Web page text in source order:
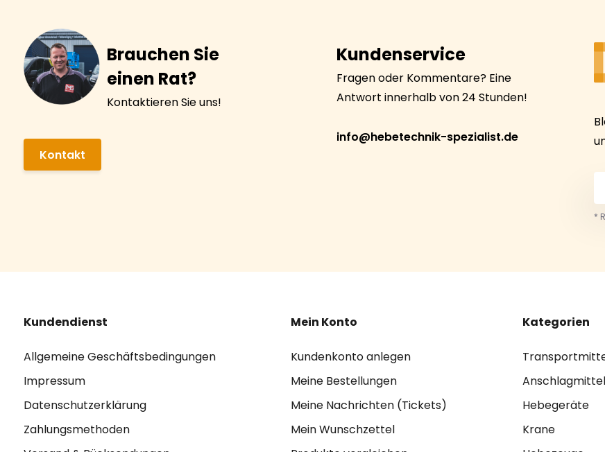
Brauchen Sie
einen Rat?
Kontaktieren Sie uns!
Kontakt
Kundenservice
Fragen oder Kommentare? Eine
Antwort innerhalb von 24 Stunden!
info@hebetechnik-spezialist.de
*
Kundendienst
Allgemeine Geschäftsbedingungen
Impressum
Datenschutzerklärung
Zahlungsmethoden
Mein Konto
Kundenkonto anlegen
Meine Bestellungen
Meine Nachrichten (Tickets)
Mein Wunschzettel
Kategorien
Anschlagmittel
Hebegeräte
Krane